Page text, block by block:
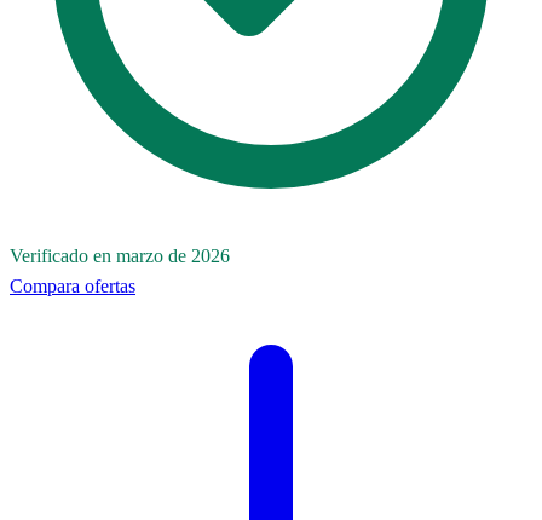
Verificado en marzo de 2026
Compara ofertas